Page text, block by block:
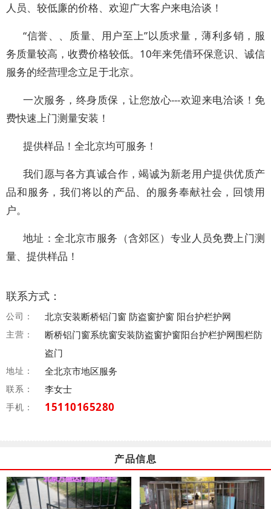
人员、较低廉的价格、欢迎广大客户来电洽谈！
“信誉、、质量、用户至上”以质求量，薄利多销，服
务质量较高，收费价格较低。10年来凭借环保意识、诚信
服务的经营理念立足于北京。
一次服务，终身质保，让您放心---欢迎来电洽谈！免
费快速上门测量安装！
提供样品！全北京均可服务！
我们愿与各方真诚合作，竭诚为新老用户提供优质产
品和服务，我们将以的产品、的服务奉献社会，回馈用
户。
地址：全北京市服务（含郊区）专业人员免费上门测
量、提供样品！
联系方式：
公司： 北京安装断桥铝门窗 防盗窗护窗 阳台护栏护网
主营：
断桥铝门窗系统窗安装防盗窗护窗阳台护栏护网围栏防
盗门
地址： 全北京市地区服务
联系： 李女士
手机： 15110165280
产品信息